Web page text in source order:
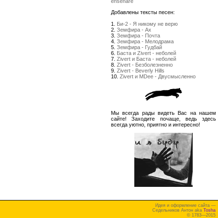
Добавлены тексты песен:
1. Би-2 - Я никому не верю
2. Земфира - Ах
3. Земфира - Почта
4. Земфира - Мелодрама
5. Земфира - Гудбай
6. Баста и Zivert - неболей
7. Zivert и Баста - неболей
8. Zivert - Безболезненно
9. Zivert - Beverly Hills
10. Zivert и MDee - Двусмысленно
Мы всегда рады видеть Вас на нашем
сайте! Заходите почаще, ведь здесь
всегда уютно, приятно и интересно!
Идея и оформление сайта —
Седельников Антон aka Tosha
© 1783—2015